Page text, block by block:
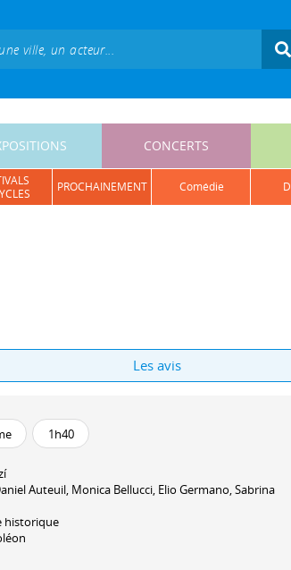
CONCERTS
PROCHAINEMENT comédie
Les avis
1h40
Auteuil, Monica Bellucci, Elio Germano,Sabrina
historique